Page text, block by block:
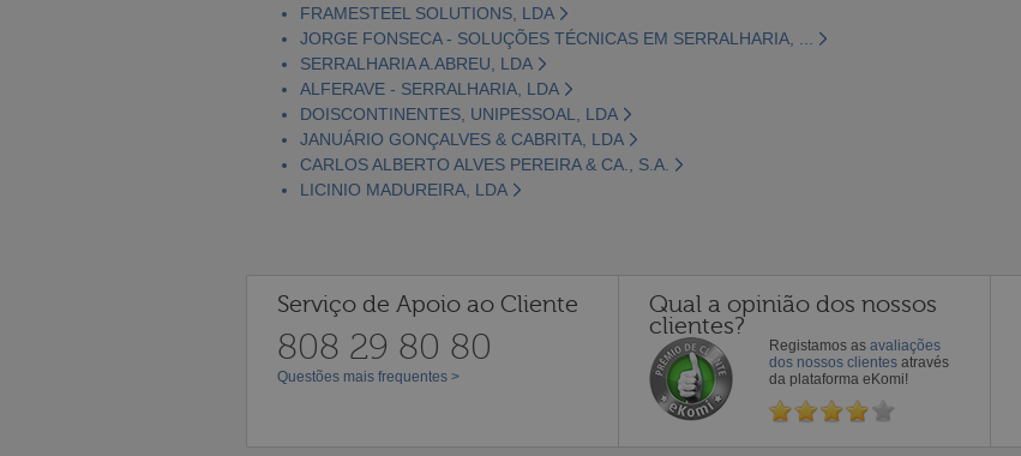
FRAMESTEEL SOLUTIONS, LDA
JORGE FONSECA - SOLUÇÕES TÉCNICAS EM SERRALHARIA, ...
SERRALHARIA A.ABREU, LDA
ALFERAVE - SERRALHARIA, LDA
DOISCONTINENTES, UNIPESSOAL, LDA
JANUÁRIO GONÇALVES & CABRITA, LDA
CARLOS ALBERTO ALVES PEREIRA & CA., S.A.
LICINIO MADUREIRA, LDA
Serviço de Apoio ao Cliente
808 29 80 80
Questões mais frequentes >
Qual a opinião dos nossos
clientes?
Registamos as avaliações
dos nossos clientes através
da plataforma eKomi!